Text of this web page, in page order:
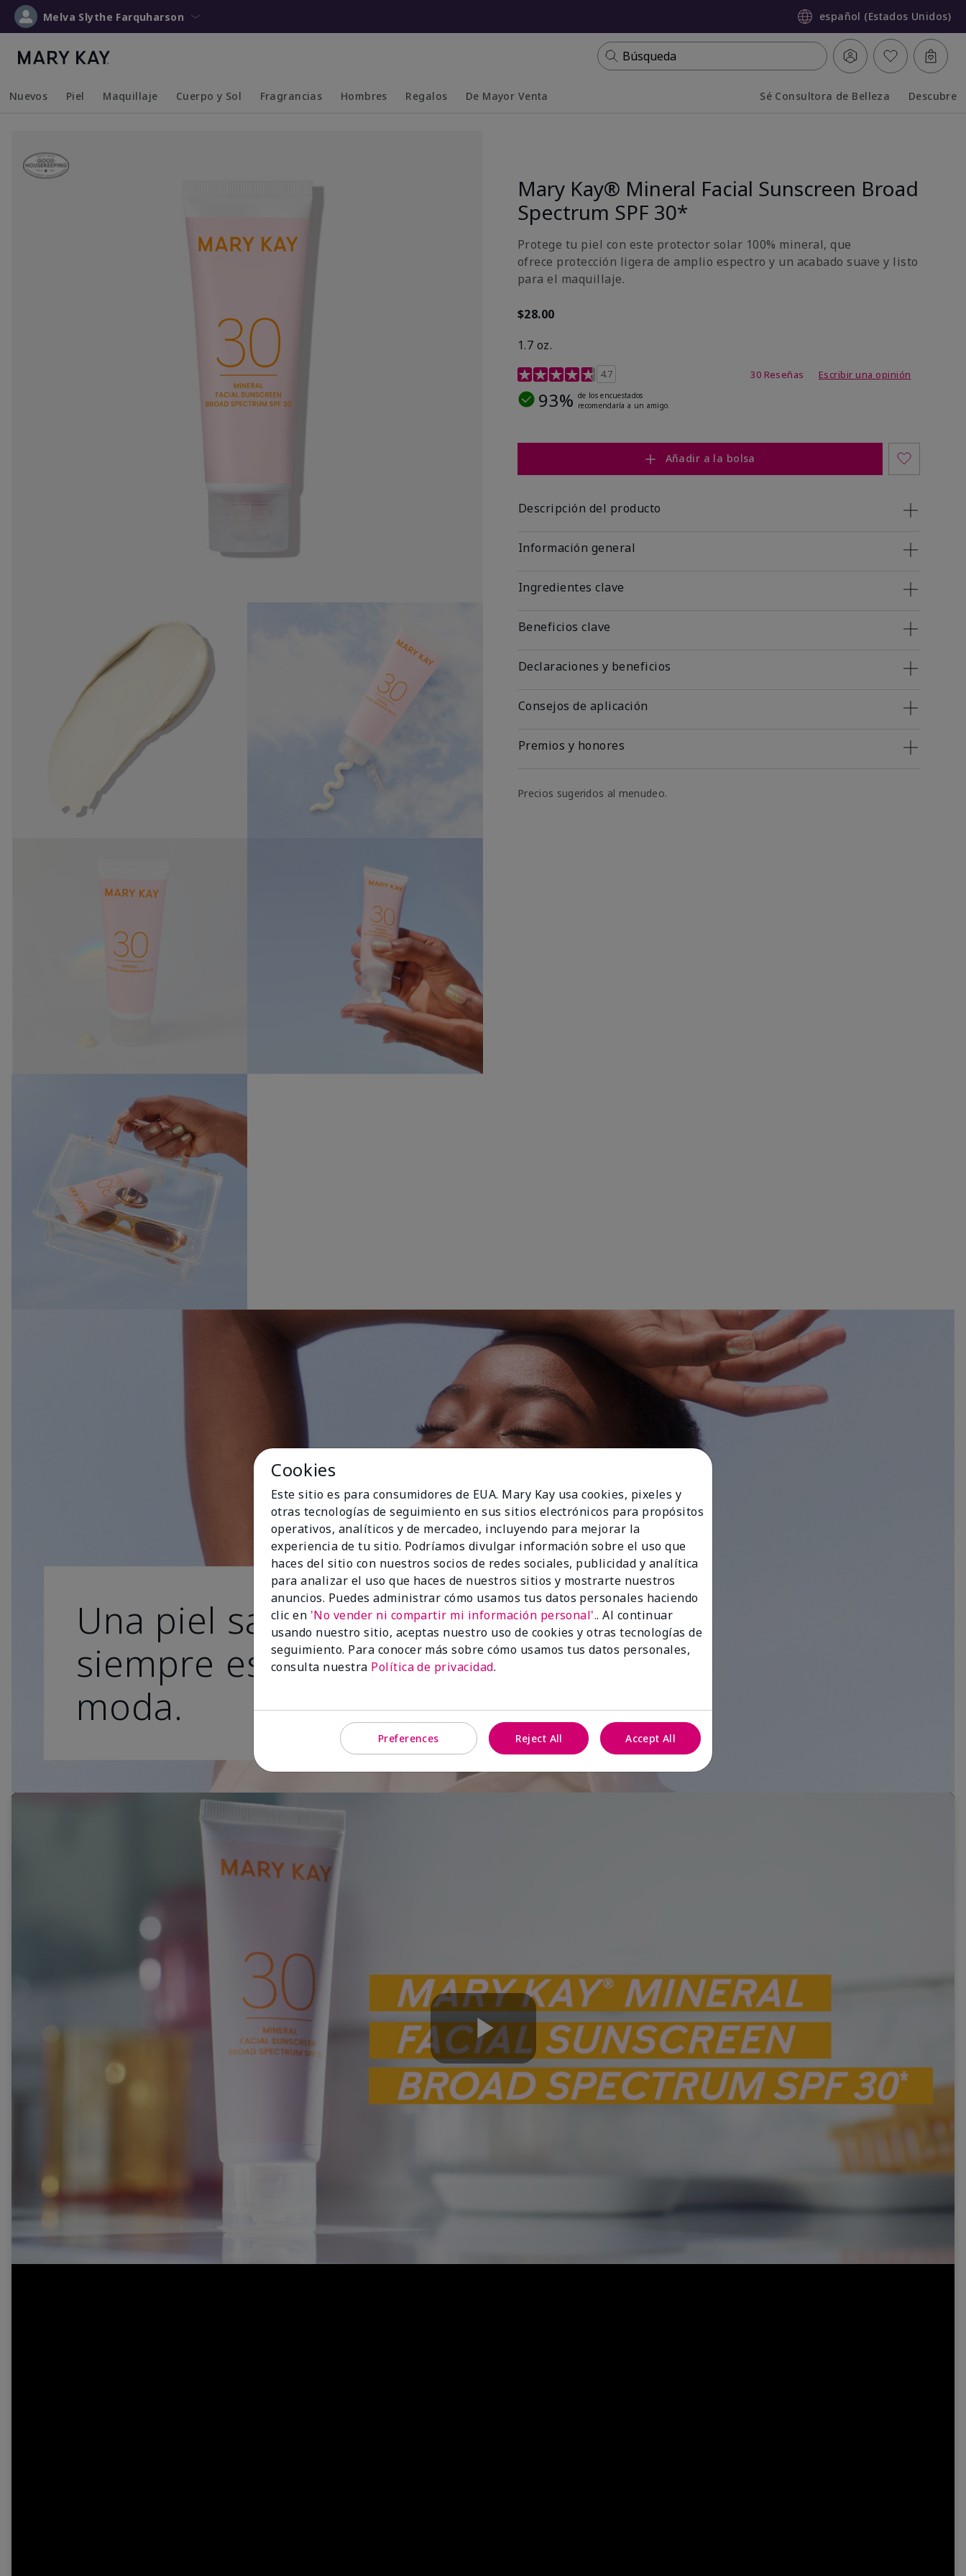
Melva Slythe Farquharson español (Estados Unidos)
Búsqueda
Nuevos Piel Maquillaje Cuerpo y Sol Fragrancias Hombres Regalos De Mayor Venta Sé Consultora de Belleza Descubre
Mary Kay® Mineral Facial Sunscreen Broad
Spectrum SPF 30*
Protege tu piel con este protector solar 100% mineral, que
ofrece protección ligera de amplio espectro y un acabado suave y listo
para el maquillaje.
$28.00
1.7 oz.
Calificación de clientes de 5 de 5
4.7 30 Reseñas Escribir una opinión
93% de los encuestados
recomendaría a un amigo.
Añadir a la bolsa
Descripción del producto
Información general
Ingredientes clave
Beneficios clave
Declaraciones y beneficios
Consejos de aplicación
Premios y honores
Precios sugeridos al menudeo.
Una piel sana
siempre está de
moda.
Play
Cookies
Este sitio es para consumidores de EUA. Mary Kay usa cookies, pixeles y
otras tecnologías de seguimiento en sus sitios electrónicos para propósitos
operativos, analíticos y de mercadeo, incluyendo para mejorar la
experiencia de tu sitio. Podríamos divulgar información sobre el uso que
haces del sitio con nuestros socios de redes sociales, publicidad y analítica
para analizar el uso que haces de nuestros sitios y mostrarte nuestros
anuncios. Puedes administrar cómo usamos tus datos personales haciendo
clic en 'No vender ni compartir mi información personal'.. Al continuar
usando nuestro sitio, aceptas nuestro uso de cookies y otras tecnologías de
seguimiento. Para conocer más sobre cómo usamos tus datos personales,
consulta nuestra Política de privacidad.
Preferences Reject All Accept All